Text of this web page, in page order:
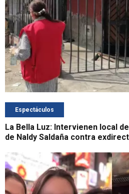
Espectáculos
La Bella Luz: Intervienen local
de Naldy Saldaña contra